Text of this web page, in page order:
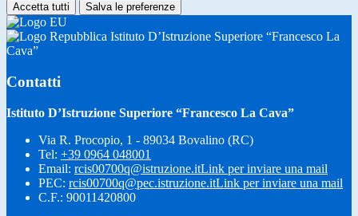
Accetta tutti Salva le preferenze
Istituto D’Istruzione Superiore “Francesco La
Cava”
Contatti
Istituto D’Istruzione Superiore “Francesco La Cava”
Via R. Procopio, 1 - 89034 Bovalino (RC)
Tel: +39 0964 048001
Email: rcis00700q@istruzione.itLink per inviare una mail
PEC: rcis00700q@pec.istruzione.itLink per inviare una mail
C.F.: 90011420800